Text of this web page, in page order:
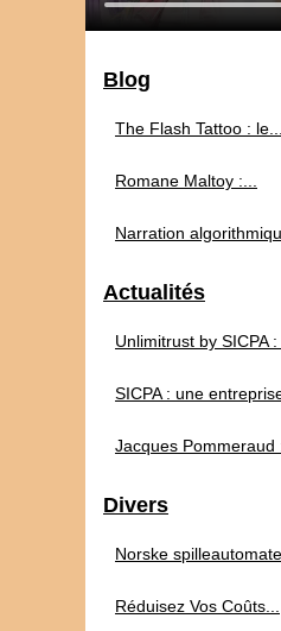
Blog
The Flash Tattoo : le...
Romane Maltoy :...
Narration
Actualités
Unlimitrust by SICPA :
SICPA : une
Jacques Pommeraud
Divers
Norske
Réduisez Vos Coûts...